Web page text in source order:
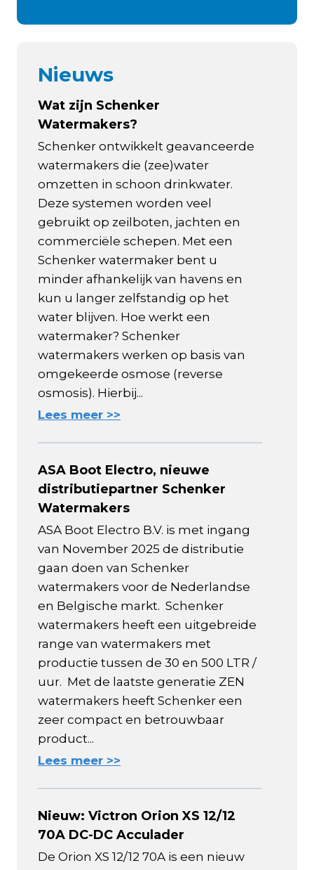
Nieuws
Wat zijn Schenker
Watermakers?
Schenker ontwikkelt geavanceerde
watermakers die (zee)water
omzetten in schoon drinkwater.
Deze systemen worden veel
gebruikt op zeilboten, jachten en
commerciële schepen. Met een
Schenker watermaker bent u
minder afhankelijk van havens en
kun u langer zelfstandig op het
water blijven. Hoe werkt een
watermaker? Schenker
watermakers werken op basis van
omgekeerde osmose (reverse
osmosis). Hierbij...
Lees meer >>
ASA Boot Electro, nieuwe
distributiepartner Schenker
Watermakers
ASA Boot Electro B.V. is met ingang
van November 2025 de distributie
gaan doen van Schenker
watermakers voor de Nederlandse
en Belgische markt. Schenker
watermakers heeft een uitgebreide
range van watermakers met
productie tussen de 30 en 500 LTR /
uur. Met de laatste generatie ZEN
watermakers heeft Schenker een
zeer compact en betrouwbaar
product...
Lees meer >>
Nieuw: Victron Orion XS 12/12
70A DC-DC Acculader
De Orion XS 12/12 70A is een nieuw